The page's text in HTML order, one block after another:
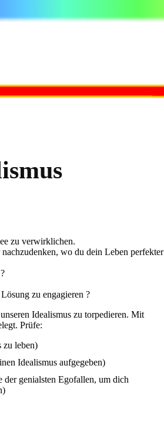
zu verwirklichen.
wo du dein Leben perfekter
zu engagieren ?
Idealismus zu torpedieren. Mit
Prüfe:
zu leben)
Idealismus aufgegeben)
genialsten Egofallen, um dich